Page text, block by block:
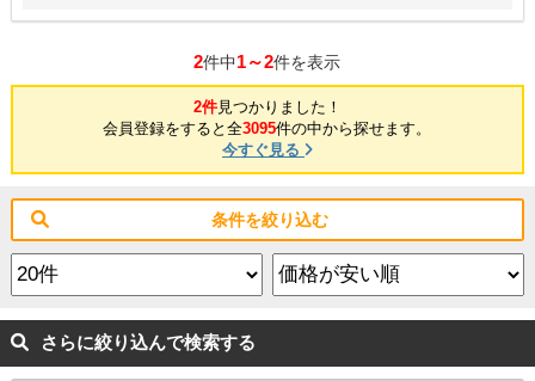
2件中1～2件を表示
2件見つかりました！
会員登録をすると全3095件の中から探せます。
今すぐ見る
条件を絞り込む
さらに絞り込んで検索する